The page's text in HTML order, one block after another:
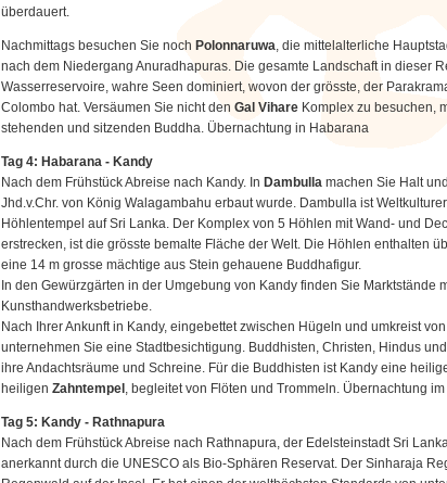
überdauert.
Nachmittags besuchen Sie noch Polonnaruwa, die mittelalterliche
nach dem Niedergang Anuradhapuras. Die gesamte Landschaft in dieser
Wasserreservoire, wahre Seen dominiert, wovon der grösste, der
Colombo hat. Versäumen Sie nicht den Gal Vihare Komplex zu besuchen,
stehenden und sitzenden Buddha. Übernachtung in Habarana
Tag 4: Habarana - Kandy
Nach dem Frühstück Abreise nach Kandy. In Dambulla machen Sie Halt
Jhd.v.Chr. von König Walagambahu erbaut wurde. Dambulla ist
Höhlentempel auf Sri Lanka. Der Komplex von 5 Höhlen mit Wand- und
erstrecken, ist die grösste bemalte Fläche der Welt. Die Höhlen enthalten
eine 14 m grosse mächtige aus Stein gehauene Buddhafigur.
In den Gewürzgärten in der Umgebung von Kandy finden Sie Marktstände
Kunsthandwerksbetriebe.
Nach Ihrer Ankunft in Kandy, eingebettet zwischen Hügeln und umkreist
unternehmen Sie eine Stadtbesichtigung. Buddhisten, Christen, Hindus
ihre Andachtsräume und Schreine. Für die Buddhisten ist Kandy eine
heiligen Zahntempel , begleitet von Flöten und Trommeln. Übernachtung
Tag 5: Kandy - Rathnapura
Nach dem Frühstück Abreise nach Rathnapura, der Edelsteinstadt Sri
anerkannt durch die UNESCO als Bio-Sphären Reservat. Der Sinharaja